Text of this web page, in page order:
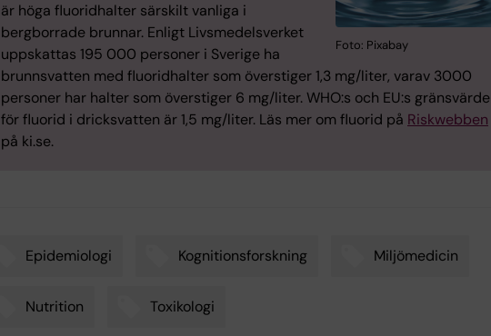
Foto: Pixabay
är höga fluoridhalter särskilt vanliga i
bergborrade brunnar. Enligt Livsmedelsverket
uppskattas 195 000 personer i Sverige ha
brunnsvatten med fluoridhalter som överstiger 1,3 mg/liter, varav 3000
personer har halter som överstiger 6 mg/liter. WHO:s och EU:s gränsvärde
för fluorid i dricksvatten är 1,5 mg/liter. Läs mer om fluorid på Riskwebben
på ki.se.
Epidemiologi Kognitionsforskning Miljömedicin
Nutrition Toxikologi